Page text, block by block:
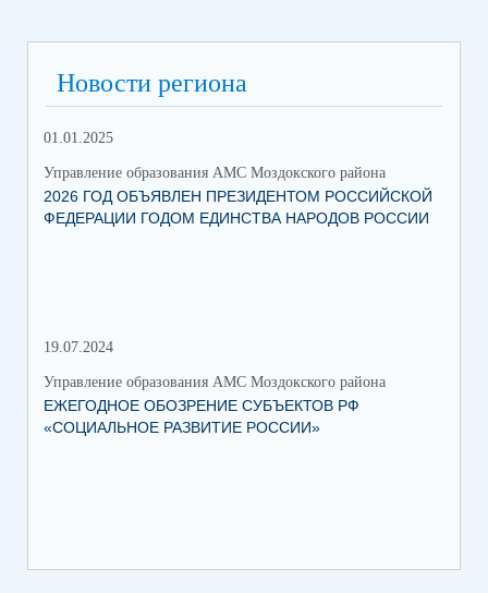
Новости региона
01.01.2025
Управление образования АМС Моздокского района
2026 ГОД ОБЪЯВЛЕН ПРЕЗИДЕНТОМ РОССИЙСКОЙ
ФЕДЕРАЦИИ ГОДОМ ЕДИНСТВА НАРОДОВ РОССИИ
19.07.2024
Управление образования АМС Моздокского района
ЕЖЕГОДНОЕ ОБОЗРЕНИЕ СУБЪЕКТОВ РФ
«СОЦИАЛЬНОЕ РАЗВИТИЕ РОССИИ»